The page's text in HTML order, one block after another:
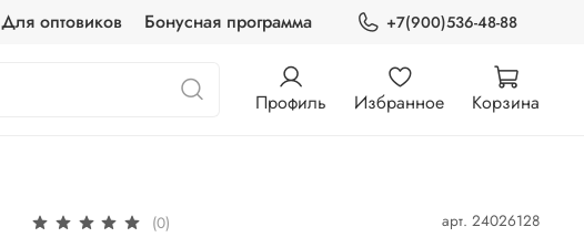
Для оптовиков Бонусная программа +7(900)536-48-88
Профиль Избранное Корзина
(0) арт. 24026128